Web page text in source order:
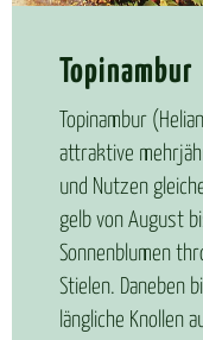
To­pi­n­am­bur
Topinambur
attraktive
und Nutzen
gelb von August
Sonnenblumen
Stielen. Daneben
längliche Knollen